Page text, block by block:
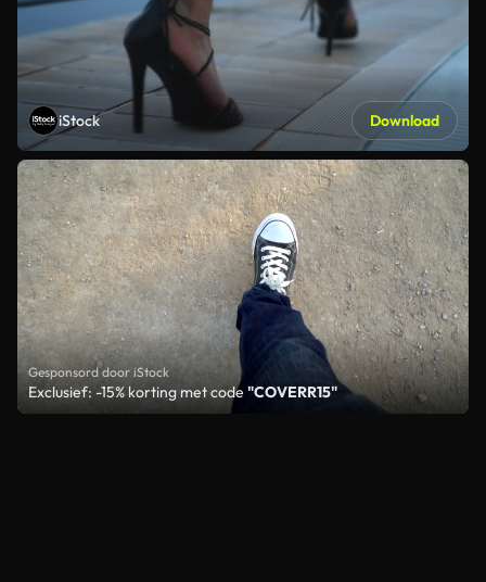
iStock Download
Gesponsord door iStock
Exclusief: -15% korting met code "COVERR15"